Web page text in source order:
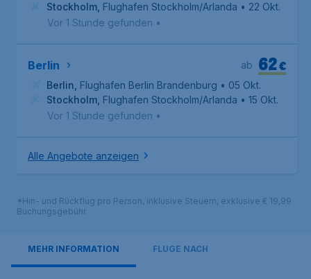
Stockholm Flughafen Stockholm/Arlanda • 22 Okt.
Vor 1 Stunde gefunden •
Berlin €
62
ab
Berlin Flughafen Berlin Brandenburg • 05 Okt.
Stockholm Flughafen Stockholm/Arlanda • 15 Okt.
Vor 1 Stunde gefunden •
Alle Angebote anzeigen
*Hin- und Rückflug pro Person, inklusive Steuern, exklusive € 19,99
Buchungsgebühr.
MEHR INFORMATION FLÜGE NACH